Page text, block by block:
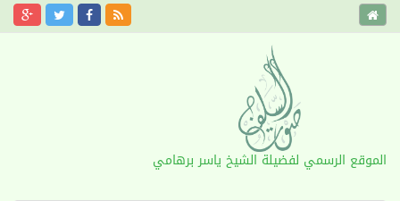
الموقع الرسمي لفضيلة الشيخ ياسر برهامي